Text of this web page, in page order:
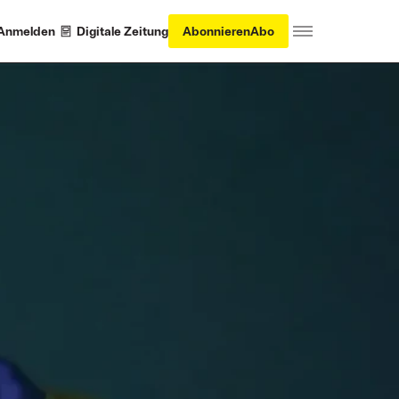
Digitale Zeitung AbonnierenAbo